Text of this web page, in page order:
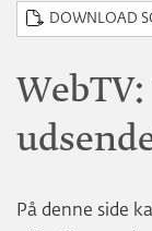
DOWNLOAD
På denne side